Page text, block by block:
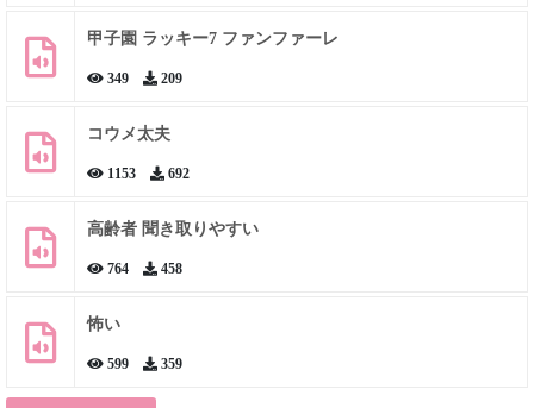
甲子園 ラッキー7 ファンファーレ
349 209
コウメ太夫
1153 692
高齢者 聞き取りやすい
764 458
怖い
599 359